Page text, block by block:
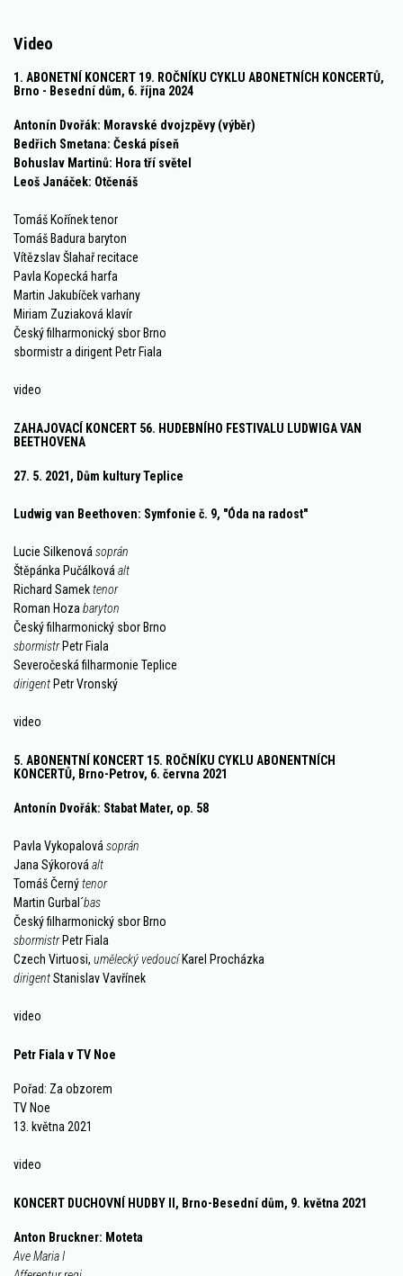
Video
1. ABONETNÍ KONCERT 19. ROČNÍKU CYKLU ABONETNÍCH KONCERTŮ,
Brno - Besední dům, 6. října 2024
Antonín Dvořák: Moravské dvojzpěvy (výběr)
Bedřich Smetana: Česká píseň
Bohuslav Martinů: Hora tří světel
Leoš Janáček: Otčenáš
Tomáš Kořínek tenor
Tomáš Badura baryton
Vítězslav Šlahař recitace
Pavla Kopecká harfa
Martin Jakubíček varhany
Miriam Zuziaková klavír
Český filharmonický sbor Brno
sbormistr a dirigent Petr Fiala
video
ZAHAJOVACÍ KONCERT 56. HUDEBNÍHO FESTIVALU LUDWIGA VAN
BEETHOVENA
27. 5. 2021, Dům kultury Teplice
Ludwig van Beethoven: Symfonie č. 9, "Óda na radost"
Lucie Silkenovásoprán
Štěpánka Pučálkováalt
Richard Samektenor
Roman Hozabaryton
Český filharmonický sbor Brno
sbormistr Petr Fiala
Severočeská filharmonie Teplice
dirigent Petr Vronský
video
5. ABONENTNÍ KONCERT 15. ROČNÍKU CYKLU ABONENTNÍCH
KONCERTŮ, Brno-Petrov, 6. června 2021
Antonín Dvořák: Stabat Mater, op. 58
Pavla Vykopalovásoprán
Jana Sýkorováalt
Tomáš Černýtenor
Martin Gurbal´bas
Český filharmonický sbor Brno
sbormistr Petr Fiala
Czech Virtuosi, umělecký vedoucí Karel Procházka
dirigentStanislav Vavřínek
video
Petr Fiala v TV Noe
Pořad: Za obzorem
TV Noe
13. května 2021
video
KONCERT DUCHOVNÍ HUDBY II, Brno-Besední dům, 9. května 2021
Anton Bruckner: Moteta
Ave Maria I